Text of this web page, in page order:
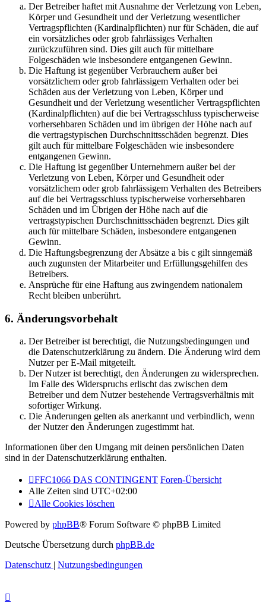
Der Betreiber haftet mit Ausnahme der Verletzung von Leben,
Körper und Gesundheit und der Verletzung wesentlicher
Vertragspflichten (Kardinalpflichten) nur für Schäden, die auf
ein vorsätzliches oder grob fahrlässiges Verhalten
zurückzuführen sind. Dies gilt auch für mittelbare
Folgeschäden wie insbesondere entgangenen Gewinn.
Die Haftung ist gegenüber Verbrauchern außer bei
vorsätzlichem oder grob fahrlässigem Verhalten oder bei
Schäden aus der Verletzung von Leben, Körper und
Gesundheit und der Verletzung wesentlicher Vertragspflichten
(Kardinalpflichten) auf die bei Vertragsschluss typischerweise
vorhersehbaren Schäden und im übrigen der Höhe nach auf
die vertragstypischen Durchschnittsschäden begrenzt. Dies
gilt auch für mittelbare Folgeschäden wie insbesondere
entgangenen Gewinn.
Die Haftung ist gegenüber Unternehmern außer bei der
Verletzung von Leben, Körper und Gesundheit oder
vorsätzlichem oder grob fahrlässigem Verhalten des Betreibers
auf die bei Vertragsschluss typischerweise vorhersehbaren
Schäden und im Übrigen der Höhe nach auf die
vertragstypischen Durchschnittsschäden begrenzt. Dies gilt
auch für mittelbare Schäden, insbesondere entgangenen
Gewinn.
Die Haftungsbegrenzung der Absätze a bis c gilt sinngemäß
auch zugunsten der Mitarbeiter und Erfüllungsgehilfen des
Betreibers.
Ansprüche für eine Haftung aus zwingendem nationalem
Recht bleiben unberührt.
6. Änderungsvorbehalt
Der Betreiber ist berechtigt, die Nutzungsbedingungen und
die Datenschutzerklärung zu ändern. Die Änderung wird dem
Nutzer per E-Mail mitgeteilt.
Der Nutzer ist berechtigt, den Änderungen zu widersprechen.
Im Falle des Widerspruchs erlischt das zwischen dem
Betreiber und dem Nutzer bestehende Vertragsverhältnis mit
sofortiger Wirkung.
Die Änderungen gelten als anerkannt und verbindlich, wenn
der Nutzer den Änderungen zugestimmt hat.
Informationen über den Umgang mit deinen persönlichen Daten
sind in der Datenschutzerklärung enthalten.
FFC1066 DAS CONTINGENT Foren-Übersicht
Alle Zeiten sind UTC+02:00
Alle Cookies löschen
Powered by phpBB® Forum Software © phpBB Limited
Deutsche Übersetzung durch phpBB.de
Datenschutz | Nutzungsbedingungen